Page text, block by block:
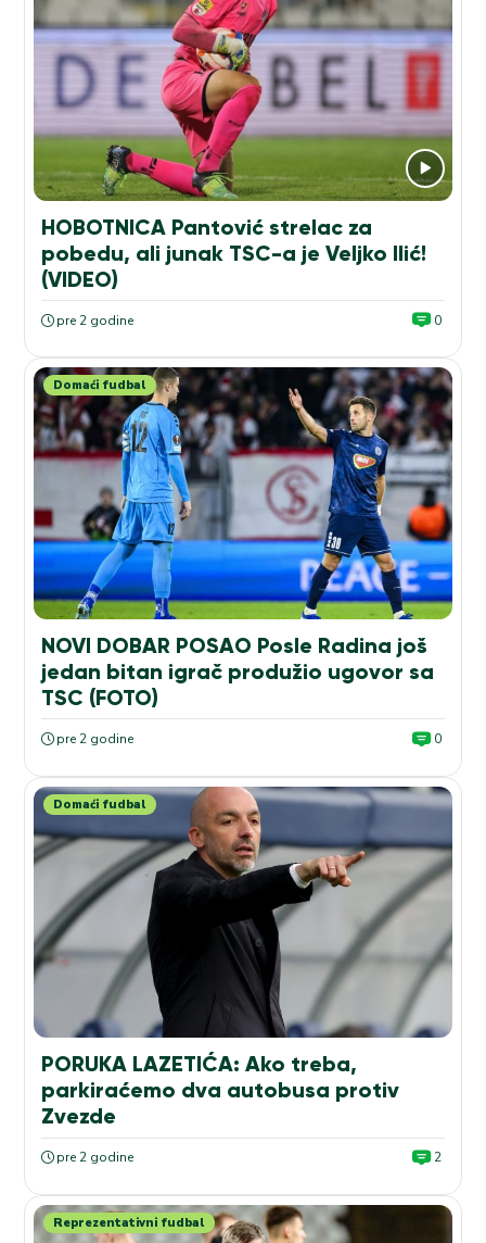
HOBOTNICA Pantović strelac za
pobedu, ali junak TSC-a je Veljko Ilić!
(VIDEO)
pre 2 godine 0
Domaći fudbal
NOVI DOBAR POSAO Posle Radina još
jedan bitan igrač produžio ugovor sa
TSC (FOTO)
pre 2 godine 0
Domaći fudbal
PORUKA LAZETIĆA: Ako treba,
parkiraćemo dva autobusa protiv
Zvezde
pre 2 godine 2
Reprezentativni fudbal